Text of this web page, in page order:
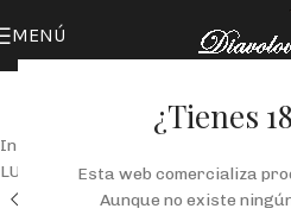
¿Tienes
Esta web comercializa
Aunque no existe
MENÚ
Inicio
LUBRICANTE COMESTIBLE